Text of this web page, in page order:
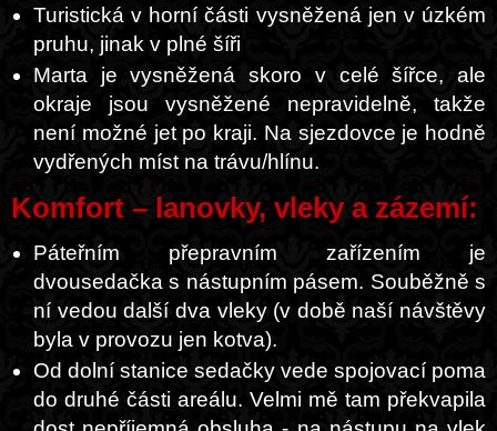
Turistická v horní části vysněžená jen v úzkém
pruhu, jinak v plné šíři
Marta je vysněžená skoro v celé šířce, ale
okraje jsou vysněžené nepravidelně, takže
není možné jet po kraji. Na sjezdovce je hodně
vydřených míst na trávu/hlínu.
Komfort – lanovky, vleky a zázemí:
Páteřním přepravním zařízením je
dvousedačka s nástupním pásem. Souběžně s
ní vedou další dva vleky (v době naší návštěvy
byla v provozu jen kotva).
Od dolní stanice sedačky vede spojovací poma
do druhé části areálu. Velmi mě tam překvapila